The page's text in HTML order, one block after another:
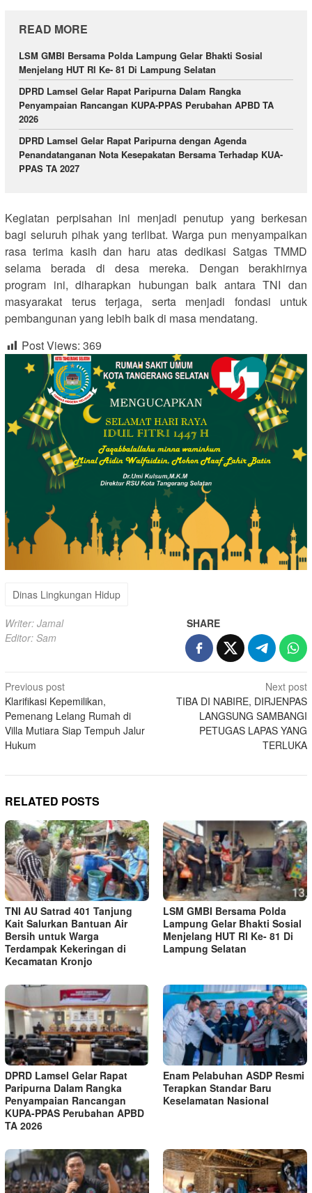
READ MORE
LSM GMBI Bersama Polda Lampung Gelar Bhakti Sosial
Menjelang HUT Rl Ke- 81 Di Lampung Selatan
DPRD Lamsel Gelar Rapat Paripurna Dalam Rangka
Penyampaian Rancangan KUPA-PPAS Perubahan APBD TA
2026
DPRD Lamsel Gelar Rapat Paripurna dengan Agenda
Penandatanganan Nota Kesepakatan Bersama Terhadap KUA-
PPAS TA 2027
Kegiatan perpisahan ini menjadi penutup yang berkesan
bagi seluruh pihak yang terlibat. Warga pun menyampaikan
rasa terima kasih dan haru atas dedikasi Satgas TMMD
selama berada di desa mereka. Dengan berakhirnya
program ini, diharapkan hubungan baik antara TNI dan
masyarakat terus terjaga, serta menjadi fondasi untuk
pembangunan yang lebih baik di masa mendatang.
Post Views: 369
Dinas Lingkungan Hidup
Writer: Jamal
Editor: Sam
SHARE
Post
navigation
Previous post
Klarifikasi Kepemilikan,
Pemenang Lelang Rumah di
Villa Mutiara Siap Tempuh Jalur
Hukum
Next post
TIBA DI NABIRE, DIRJENPAS
LANGSUNG SAMBANGI
PETUGAS LAPAS YANG
TERLUKA
RELATED POSTS
TNI AU Satrad 401 Tanjung
Kait Salurkan Bantuan Air
Bersih untuk Warga
Terdampak Kekeringan di
Kecamatan Kronjo
LSM GMBI Bersama Polda
Lampung Gelar Bhakti Sosial
Menjelang HUT Rl Ke- 81 Di
Lampung Selatan
DPRD Lamsel Gelar Rapat
Paripurna Dalam Rangka
Penyampaian Rancangan
KUPA-PPAS Perubahan APBD
TA 2026
Enam Pelabuhan ASDP Resmi
Terapkan Standar Baru
Keselamatan Nasional